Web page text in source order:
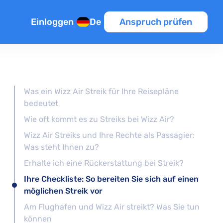
Einloggen De Anspruch prüfen
Was ein Wizz Air Streik für Ihre Reisepläne
bedeutet
Wie oft kommt es zu Streiks bei Wizz Air?
Wizz Air Streiks und Ihre Rechte als Passagier:
Was steht Ihnen zu?
Erhalte ich eine Rückerstattung bei Streik?
Ihre Checkliste: So bereiten Sie sich auf einen
möglichen Streik vor
Am Flughafen und Wizz Air streikt? Was Sie tun
können